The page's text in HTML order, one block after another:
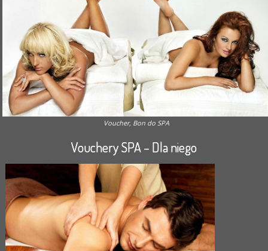
Voucher, Bon do SPA
Vouchery SPA – Dla niego